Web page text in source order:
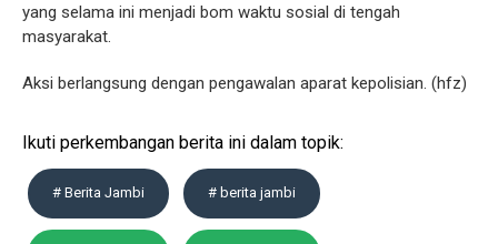
yang selama ini menjadi bom waktu sosial di tengah
masyarakat.
Aksi berlangsung dengan pengawalan aparat kepolisian. (hfz)
Ikuti perkembangan berita ini dalam topik:
# Berita Jambi # berita jambi